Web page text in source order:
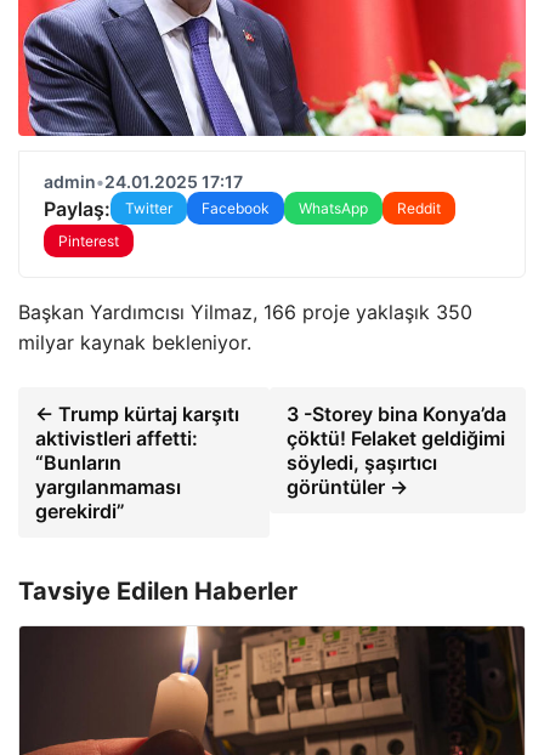
admin•24.01.2025 17:17
Paylaş: Twitter Facebook WhatsApp
Reddit
Pinterest
Başkan Yardımcısı Yilmaz, 166 proje yaklaşık 350
milyar kaynak bekleniyor.
← Trump kürtaj karşıtı
aktivistleri affetti:
“Bunların
yargılanmaması
gerekirdi”
3 -Storey bina Konya’da
çöktü! Felaket geldiğimi
söyledi, şaşırtıcı
görüntüler →
Tavsiye Edilen Haberler